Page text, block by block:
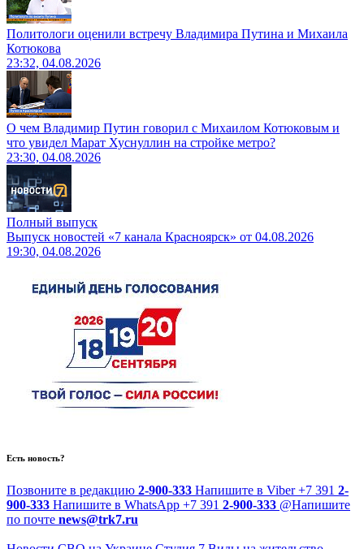
Политологи оценили встречу Владимира Путина и Михаила
Котюкова
23:32, 04.08.2026
О чем Владимир Путин говорил с Михаилом Котюковым и
что увидел Марат Хуснуллин на стройке метро?
23:30, 04.08.2026
Полный выпуск
Выпуск новостей «7 канала Красноярск» от 04.08.2026
19:30, 04.08.2026
Есть новость?
Позвоните в редакцию 2-900-333 Напишите в Viber +7 391 2-
900-333 Напишите в WhatsApp +7 391 2-900-333 @Напишите
по почте news@trk7.ru